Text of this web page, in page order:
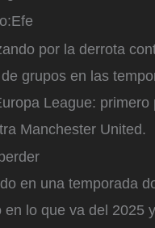
Efe
por la derrota
grupos en las
League: primero
Manchester United.
en una temporada
lo que va del 2025 y